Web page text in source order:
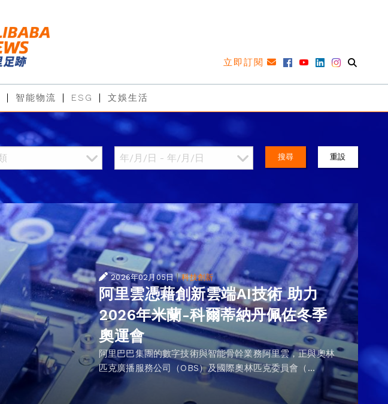
立即訂閱
智能物流 ESG 文娛生活
搜尋 重設
2026年02月05日 |科技創新
阿里雲憑藉創新雲端AI技術 助力
2026年米蘭-科爾蒂納丹佩佐冬季
奧運會
阿里巴巴集團的數字技術與智能骨幹業務阿里雲，正與奧林
匹克廣播服務公司（OBS）及國際奧林匹克委員會（...